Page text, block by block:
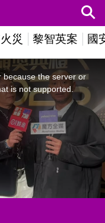
災 黎智英案 國
because the server or
is not supported.